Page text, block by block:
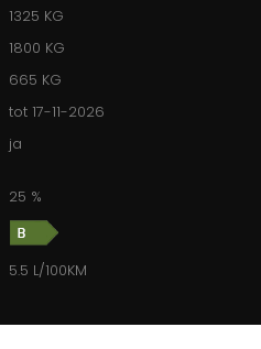
1325 KG
1800 KG
665 KG
tot 17-11-2026
ja
25 %
5.5 L/100KM